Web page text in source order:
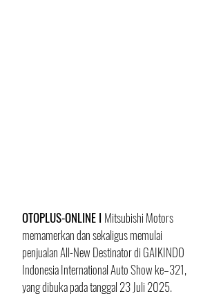
OTOPLUS-ONLINE I Mitsubishi Motors
memamerkan dan sekaligus memulai
penjualan All-New Destinator di GAIKINDO
Indonesia International Auto Show ke–321,
yang dibuka pada tanggal 23 Juli 2025.